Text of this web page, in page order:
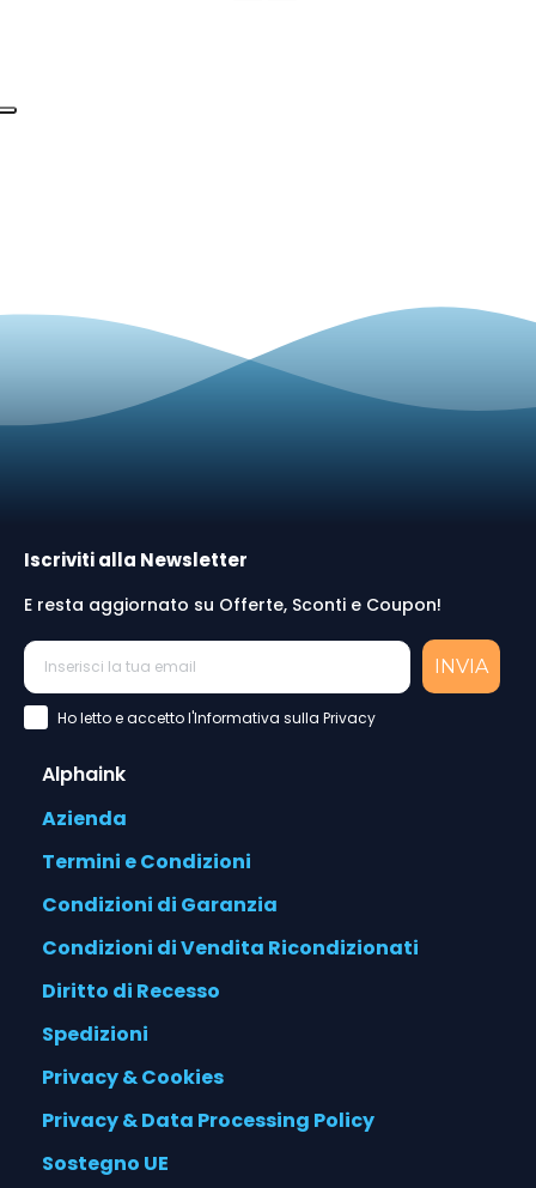
Iscriviti alla Newsletter
E resta aggiornato su Offerte, Sconti e Coupon!
INVIA
Accettazione Privacy Policy
Ho letto e accetto l'Informativa sulla Privacy
Alphaink
Azienda
Termini e Condizioni
Condizioni di Garanzia
Condizioni di Vendita Ricondizionati
Diritto di Recesso
Spedizioni
Privacy & Cookies
Privacy & Data Processing Policy
Sostegno UE